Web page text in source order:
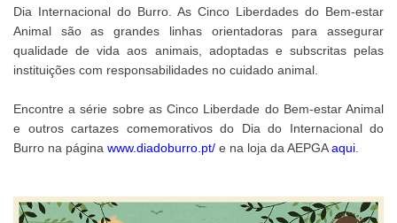
Dia Internacional do Burro. As Cinco Liberdades do Bem-estar
Animal são as grandes linhas orientadoras para assegurar
qualidade de vida aos animais, adoptadas e subscritas pelas
instituições com responsabilidades no cuidado animal.
Encontre a série sobre as Cinco Liberdade do Bem-estar Animal
e outros cartazes comemorativos do Dia do Internacional do
Burro na página www.diadoburro.pt/ e na loja da AEPGAaqui